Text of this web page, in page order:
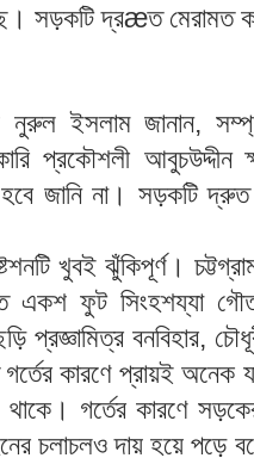
সড়কটি দ্রæত মেরামত
ইসলাম জানান,
প্রকৌশলী
জানি না। সড়কটি
খুবই ঝুঁকিপূর্ণ।
একশ ফুট সিংহশয্যা
প্রজ্ঞামিত্র বনবিহার,
কারণে প্রায়ই অনেক
গর্তের কারণে
চলাচলও দায় হয়ে পড়ে